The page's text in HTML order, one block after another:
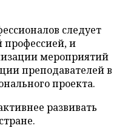
следует
профессией, и
мероприятий
преподавателей в
проекта.
развивать